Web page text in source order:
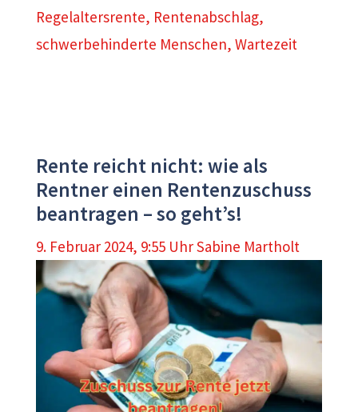
Regelaltersrente, Rentenabschlag,
schwerbehinderte Menschen, Wartezeit
Rente reicht nicht: wie als
Rentner einen Rentenzuschuss
beantragen – so geht’s!
9. Februar 2024, 9:55 UhrSabine Martholt